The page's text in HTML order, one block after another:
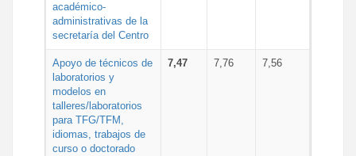
académico-
administrativas de la
secretaría del Centro
Apoyo de técnicos de
laboratorios y
modelos en
talleres/laboratorios
para TFG/TFM,
idiomas, trabajos de
curso o doctorado
7,47 7,76 7,56